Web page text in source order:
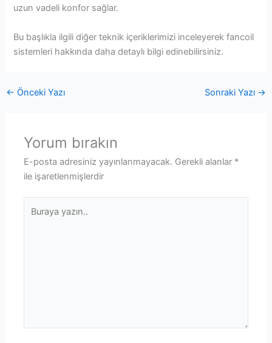
uzun vadeli konfor sağlar.
Bu başlıkla ilgili diğer teknik içeriklerimizi inceleyerek fancoil
sistemleri hakkında daha detaylı bilgi edinebilirsiniz.
← Önceki Yazı Sonraki Yazı →
Yorum bırakın
E-posta adresiniz yayınlanmayacak. Gerekli alanlar *
ile işaretlenmişlerdir
yazın..